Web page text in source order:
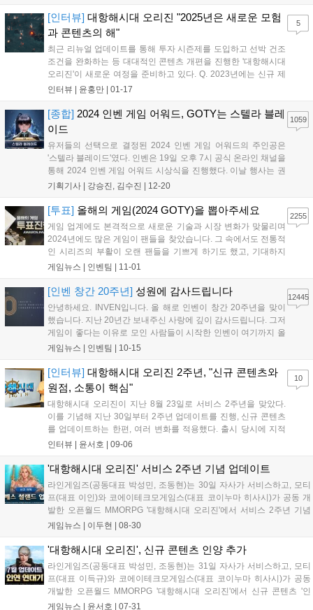
구...
[인터뷰] 대항해시대 오리진 "2025년은 새로운 모험
과 콘텐츠의 해"
최근 리뉴얼 업데이트를 통해 투자 시즌제를 도입하고 선박 건조
조건을 완화하는 등 대대적인 콘텐츠 개편을 진행한 '대항해시대
오리진'이 새로운 여정을 준비하고 있다. Q. 2023년에는 신규 제
독으로 이순신을 추가했다. 국내 유저들에게 있어서는 여러모로
타깃으로 한 업데이트가 있을지 궁금하다. = 현...
인터뷰 | 윤홍만 01-17
5
[종합] 2024 인벤 게임 어워드, GOTY는 스텔라 블레
이드
유저들의 선택으로 결정된 2024 인벤 게임 어워드의 주인공은
'스텔라 블레이드'였다. 인벤은 19일 오후 7시 공식 온라인 채널을
통해 2024 인벤 게임 어워드 시상식을 진행했다. 이날 행사는 권
이슬 아나운서, 인플루언서 인간젤리, 인벤 김수진 기자가 총 13
워드는 올해 비경쟁 부문 '...
기획기사 | 강승진, 김수진 12-20
1059
[투표] 올해의 게임(2024 GOTY)을 뽑아주세요
게임 업계에도 본격적으로 새로운 기술과 시장 변화가 맞물리며
2024년에도 많은 게임이 팬들을 찾았습니다. 그 속에서도 전통적
인 시리즈의 부활이 오랜 팬들을 기쁘게 하기도 했고, 기대하지
못했던 신작이 깜짝 흥행을 거두기도 했습니다. 특히 일본은 물론
3국에 대한 기대가 높아지기도 했습니다....
게임뉴스 | 인벤팀 11-01
2255
[인벤 창간 20주년] 성원에 감사드립니다
안녕하세요. INVEN입니다. 올 해로 인벤이 창간 20주년을 맞이
했습니다. 지난 20년간 보내주신 사랑에 깊이 감사드립니다. 그저
게임이 좋다는 이유로 모인 사람들이 시작한 인벤이 여기까지 올
수 있었던 것은 보내주신 사랑과 성원 덕분이라고 생각합니다. 이
이제는 그 말을 쓰지 못하고, '고작...
게임뉴스 | 인벤팀 10-15
12445
[인터뷰] 대항해시대 오리진 2주년, "신규 콘텐츠와
원점, 소통이 핵심"
대항해시대 오리진이 지난 8월 23일로 서비스 2주년을 맞았다.
이를 기념해 지난 30일부터 2주년 업데이트를 진행, 신규 콘텐츠
를 업데이트하는 한편, 여러 변화를 적용했다. 출시 당시에 지적
받았던, 대항해시대 시리즈와 다소 달랐던 도시명을 바꾼 것이 그
리진 노트을 통해 풀리고 있다. "나...
인터뷰 | 윤서호 09-06
10
'대항해시대 오리진' 서비스 2주년 기념 업데이트
라인게임즈(공동대표 박성민, 조동현)는 30일 자사가 서비스하고, 모티
프(대표 이인)와 코에이테크모게임스(대표 코이누마 히사시)가 공동 개
발한 오픈월드 MMORPG '대항해시대 오리진'에서 서비스 2주년 기념
콘텐츠 업데이트를 진행했다. 먼저 신규 콘텐츠 '밀수'가 추가됐다. 이용
겨볼...
게임뉴스 | 이두현 08-30
'대항해시대 오리진', 신규 콘텐츠 인양 추가
라인게임즈(공동대표 박성민, 조동현)는 31일 자사가 서비스하고, 모티
프(대표 이득규)와 코에이테크모게임스(대표 코이누마 히사시)가 공동
개발한 오픈월드 MMORPG '대항해시대 오리진'에서 신규 콘텐츠 '인
양'을 선보이고, 항해사 콘텐츠 '인연 연대기'를 비롯한 콘텐츠 업데이트
게임뉴스 | 윤서호 07-31